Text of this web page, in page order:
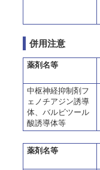
併用注意
薬剤名等
中枢神経抑制剤フ
ェノチアジン誘導
体、バルビツール
酸誘導体等
薬剤名等